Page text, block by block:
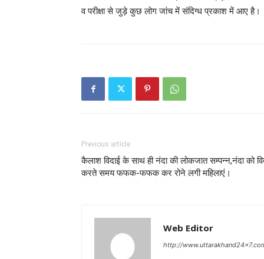
व परीक्षा से जुड़े कुछ लोग जांच में संदिग्ध प्रकाश में आए है।
Previous article
कैलाश विदाई के साथ ही नंदा की लोकजात सम्पन्न,नंदा को
करते समय फफक-फफक कर रोने लगी महिलाएं।
Web Editor
http://